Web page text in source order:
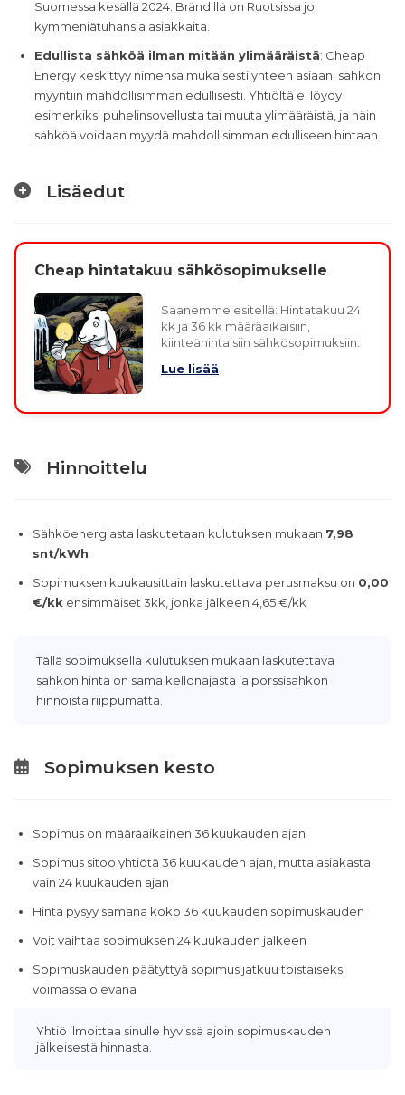
Suomessa kesällä 2024. Brändillä on Ruotsissa jo
kymmeniätuhansia asiakkaita.
Edullista sähköä ilman mitään ylimääräistä: Cheap
Energy keskittyy nimensä mukaisesti yhteen asiaan: sähkön
myyntiin mahdollisimman edullisesti. Yhtiöltä ei löydy
esimerkiksi puhelinsovellusta tai muuta ylimääräistä, ja näin
sähköä voidaan myydä mahdollisimman edulliseen hintaan.
Lisäedut
Cheap hintatakuu sähkösopimukselle
Saanemme esitellä: Hintatakuu 24
kk ja 36 kk määräaikaisiin,
kiinteähintaisiin sähkösopimuksiin.
Lue lisää
Hinnoittelu
Sähköenergiasta laskutetaan kulutuksen mukaan 7,98
snt/kWh
Sopimuksen kuukausittain laskutettava perusmaksu on 0,00
€/kk ensimmäiset 3kk, jonka jälkeen 4,65 €/kk
Tällä sopimuksella kulutuksen mukaan laskutettava
sähkön hinta on sama kellonajasta ja pörssisähkön
hinnoista riippumatta.
Sopimuksen kesto
Sopimus on määräaikainen 36 kuukauden ajan
Sopimus sitoo yhtiötä 36 kuukauden ajan, mutta asiakasta
vain 24 kuukauden ajan
Hinta pysyy samana koko 36 kuukauden sopimuskauden
Voit vaihtaa sopimuksen 24 kuukauden jälkeen
Sopimuskauden päätyttyä sopimus jatkuu toistaiseksi
voimassa olevana
Yhtiö ilmoittaa sinulle hyvissä ajoin sopimuskauden
jälkeisestä hinnasta.